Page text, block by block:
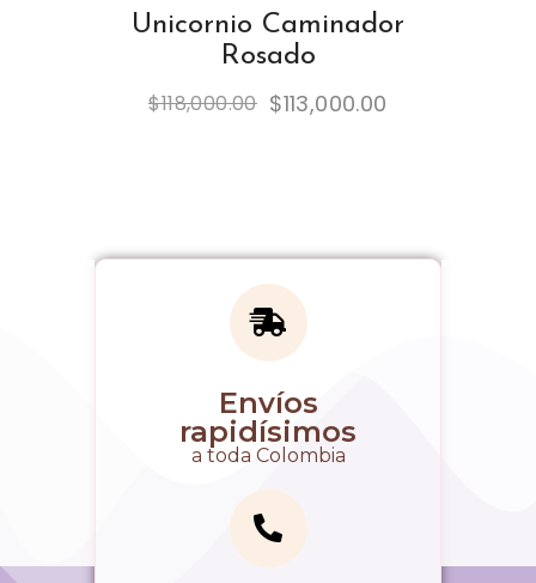
Unicornio Caminador
Rosado
$118,000.00 $113,000.00
Envíos
rapidísimos
a toda Colombia